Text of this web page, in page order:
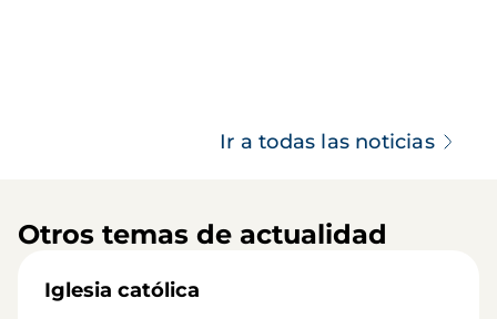
Ir a todas las noticias
Otros temas de actualidad
Iglesia católica